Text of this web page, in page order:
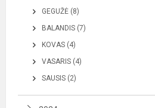
GEGUŽĖ (8)
BALANDIS (7)
KOVAS (4)
VASARIS (4)
SAUSIS (2)